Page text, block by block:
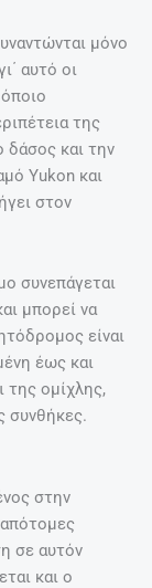
μόνο
αυτό οι
της
δάσος και την
Yukon και
στον
συνεπάγεται
μπορεί να
είναι
έως και
της ομίχλης,
συνθήκες.
στην
σε αυτόν
και ο